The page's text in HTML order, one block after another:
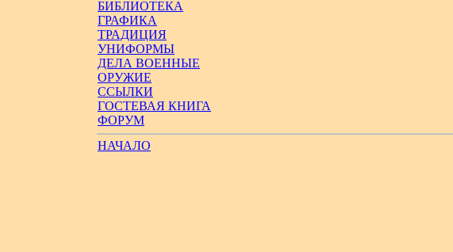
БИБЛИОТЕКА
ГРАФИКА
ТРАДИЦИЯ
УНИФОРМЫ
ДЕЛА ВОЕННЫЕ
ОРУЖИЕ
ССЫЛКИ
ГОСТЕВАЯ КНИГА
ФОРУМ
НАЧАЛО